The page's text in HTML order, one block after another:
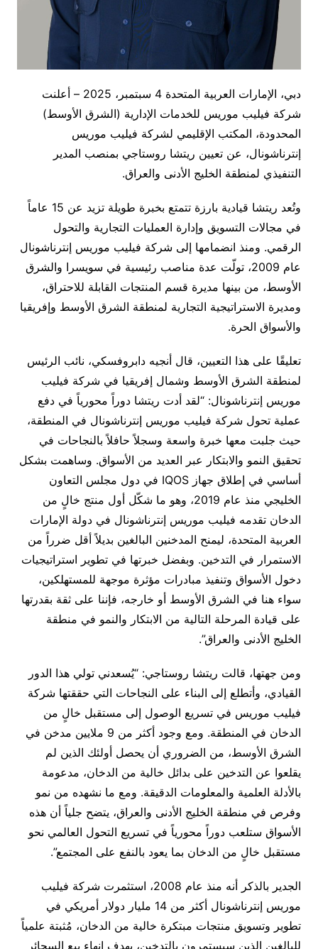
دبي، الإمارات العربية المتحدة 4 سبتمبر، 2025 – أعلنت
شركة فيليب موريس للخدمات الإدارية (الشرق الأوسط)
المحدودة، المكتب الإقليمي لشركة فيليب موريس
إنترناشونال، عن تعيين ريتشا روستاجي بمنصب المدير
التنفيذي لمنطقة الخليج الأدنى والعراق.
وتُعد ريتشا قيادية بارزة تتمتع بخبرة طويلة تزيد عن 15 عاماً
في مجالات التسويق وإدارة العمليات التجارية والتحول
الرقمي. ومنذ انضمامها إلى شركة فيليب موريس إنترناشونال
عام 2009، تولّت عدة مناصب رئيسية في سويسرا والشرق
الأوسط، من بينها مديرة قسم المنتجات القابلة للاحتراق،
ومديرة الاستراتيجية التجارية لمنطقة الشرق الأوسط وإفريقيا
والأسواق الحرة.
تعليقًا على هذا التعيين، قال أنجيه دابروفسكي، نائب الرئيس
لمنطقة الشرق الأوسط وشمال إفريقيا في شركة فيليب
موريس إنترناشونال: “لقد أدت ريتشا دوراً محورياً في دفع
عملية تحول شركة فيليب موريس إنترناشونال في المنطقة،
حيث جلبت معها خبرة واسعة وسجلاً حافلاً بالنجاحات في
تحقيق النمو والابتكار عبر العديد من الأسواق. وساهمت بشكل
أساسي في إطلاق جهاز IQOS في دول مجلس التعاون
الخليجي منذ عام 2019، وهو ما شكّل أول منتج خالٍ من
الدخان تقدمه فيليب موريس إنترناشونال في دولة الإمارات
العربية المتحدة، ليمنح المدخنين البالغين بديلاً أقل ضرراً من
الاستمرار في التدخين. وبفضل خبرتها في تطوير استراتيجيات
دخول الأسواق وتنفيذ مبادرات مؤثرة موجهة للمستهلكين،
سواء هنا في الشرق الأوسط أو خارجه، فإننا على ثقة بقدرتها
على قيادة المرحلة التالية من الابتكار والنمو في منطقة
الخليج الأدنى والعراق”.
ومن جهتها، قالت ريتشا روستاجي: “يُسعدني تولي هذا الدور
القيادي، وأتطلع إلى البناء على النجاحات التي حققتها شركة
فيليب موريس في تسريع الوصول إلى مستقبل خالٍ من
الدخان في المنطقة. ومع وجود أكثر من 9 ملايين مدخن في
الشرق الأوسط، من الضروري أن يحصل أولئك الذين لم
يقلعوا عن التدخين على بدائل خالية من الدخان، مدعومة
بالأدلة العلمية والمعلومات الدقيقة. ومع ما نشهده من نمو
وفرص في منطقة الخليج الأدنى والعراق، يتضح جلياً أن هذه
الأسواق ستلعب دوراً محورياً في تسريع التحول العالمي نحو
مستقبل خالٍ من الدخان بما يعود بالنفع على المجتمع”.
الجدير بالذكر أنه منذ عام 2008، استثمرت شركة فيليب
موريس إنترناشونال أكثر من 14 مليار دولار أمريكي في
تطوير وتسويق منتجات مبتكرة خالية من الدخان، مُثبتة علمياً
للبالغين الذين سيستمرون بالتدخين، بهدف إنهاء بيع السجائر